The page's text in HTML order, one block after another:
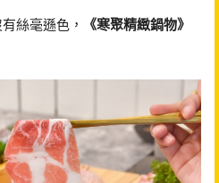
絲毫遜色，
《寒聚精緻鍋物》